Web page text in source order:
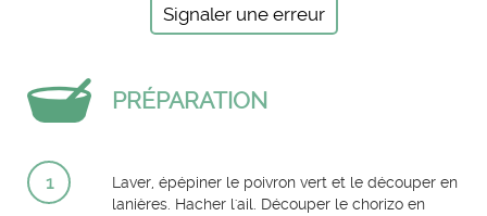
Signaler une erreur
PRÉPARATION
1
Laver, épépiner le poivron vert et le découper en
lanières. Hacher l'ail. Découper le chorizo en